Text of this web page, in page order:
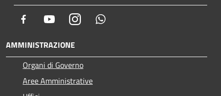
Facebook YoutubeInstagram
AMMINISTRAZIONE
Organi di Governo
Aree Amministrative